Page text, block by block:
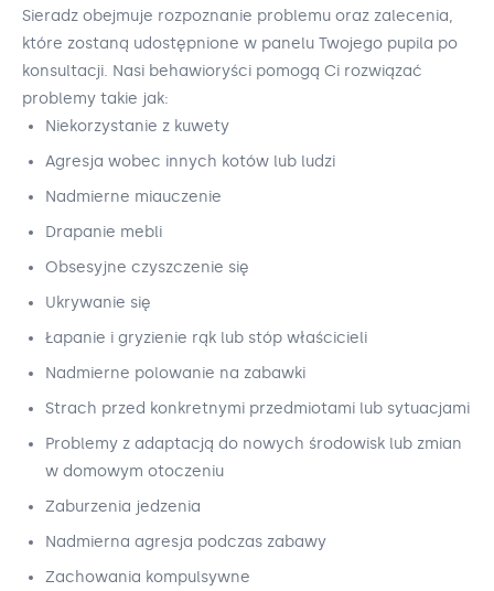
Sieradz obejmuje rozpoznanie problemu oraz zalecenia,
które zostaną udostępnione w panelu Twojego pupila po
konsultacji. Nasi behawioryści pomogą Ci rozwiązać
problemy takie jak:
Niekorzystanie z kuwety
Agresja wobec innych kotów lub ludzi
Nadmierne miauczenie
Drapanie mebli
Obsesyjne czyszczenie się
Ukrywanie się
Łapanie i gryzienie rąk lub stóp właścicieli
Nadmierne polowanie na zabawki
Strach przed konkretnymi przedmiotami lub sytuacjami
Problemy z adaptacją do nowych środowisk lub zmian
w domowym otoczeniu
Zaburzenia jedzenia
Nadmierna agresja podczas zabawy
Zachowania kompulsywne